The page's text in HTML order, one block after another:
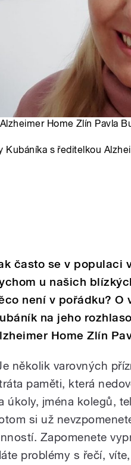
Home Zlín Pavla
Kubáníka s ředitelkou
často se v populaci
u našich
není v pořádku? O
na jeho
Home Zlín
několik varovných
paměti, která
úkoly, jména kolegů,
si už
Zapomenete
problémy s řečí,